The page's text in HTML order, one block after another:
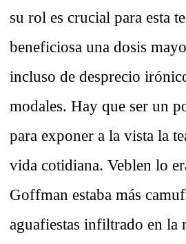
su rol es crucial para esta
beneficiosa una dosis
incluso de desprecio
modales. Hay que ser un
para exponer a la vista la
vida cotidiana. Veblen lo
Goffman estaba más
aguafiestas infiltrado en la